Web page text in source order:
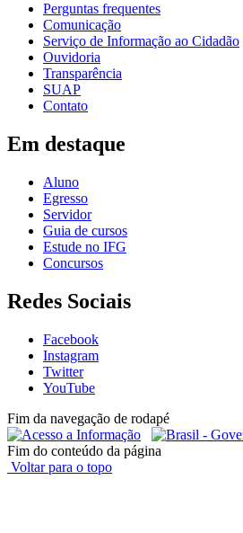
Perguntas frequentes
Comunicação
Serviço de Informação ao Cidadão
Ouvidoria
Transparência
SUAP
Contato
Em destaque
Aluno
Egresso
Servidor
Guia de cursos
Estude no IFG
Concursos
Redes Sociais
Facebook
Instagram
Twitter
YouTube
Fim da navegação de rodapé
Fim do conteúdo da página
Voltar para o topo